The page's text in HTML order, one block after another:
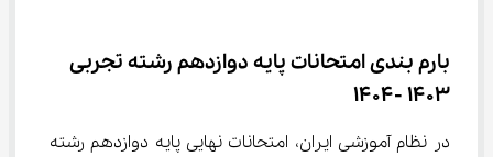
بارم بندی امتحانات پایه دوازدهم رشته تجربی
1403 -1404
در نظام آموزشی ایران، امتحانات نهایی پایه دوازدهم رشته